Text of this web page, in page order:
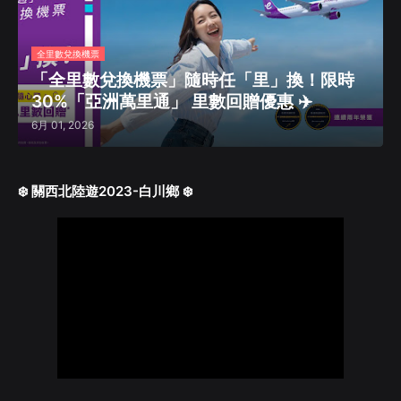
全里數兌換機票
「全里數兌換機票」隨時任「里」換！限時
30%「亞洲萬里通」 里數回贈優惠 ✈️
6月 01, 2026
❄️ 關西北陸遊2023-白川鄉 ❄️